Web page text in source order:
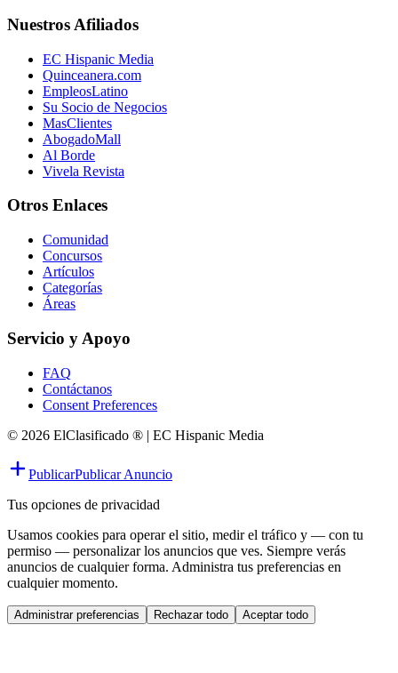
Nuestros Afiliados
EC Hispanic Media
Quinceanera.com
EmpleosLatino
Su Socio de Negocios
MasClientes
AbogadoMall
Al Borde
Vivela Revista
Otros Enlaces
Comunidad
Concursos
Artículos
Categorías
Áreas
Servicio y Apoyo
FAQ
Contáctanos
Consent Preferences
© 2026 ElClasificado ® | EC Hispanic Media
PublicarPublicar Anuncio
Tus opciones de privacidad
Usamos cookies para operar el sitio, medir el tráfico y — con tu
permiso — personalizar los anuncios que ves. Siempre verás
anuncios de cualquier forma. Administra tus preferencias en
cualquier momento.
Administrar preferencias Rechazar todo Aceptar todo